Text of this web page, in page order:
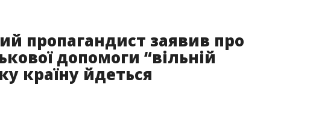
пропагандист заявив про
допомоги “вільній
країну йдеться